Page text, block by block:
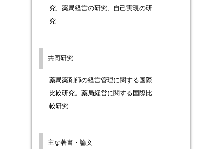
究、薬局経営の研究、自己実現の研
究
共同研究
薬局薬剤師の経営管理に関する国際
比較研究。薬局経営に関する国際比
較研究
主な著書・論文